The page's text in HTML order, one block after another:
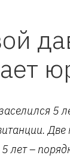
5
лет –